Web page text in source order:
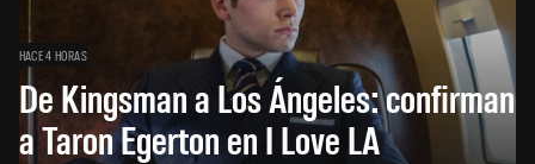
HACE 4 HORAS
De Kingsman a Los Ángeles: confirman
a Taron Egerton en I Love LA